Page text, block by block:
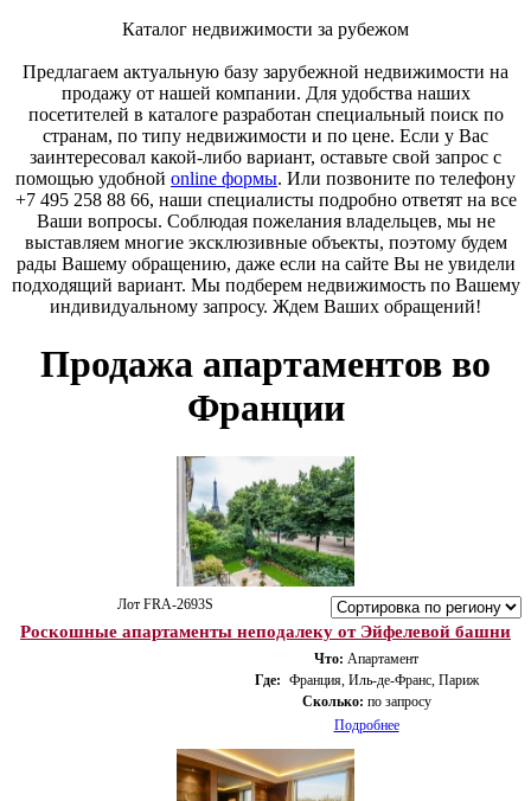
Каталог недвижимости за рубежом
Предлагаем актуальную базу зарубежной недвижимости на
продажу от нашей компании. Для удобства наших
посетителей в каталоге разработан специальный поиск по
странам, по типу недвижимости и по цене. Если у Вас
заинтересовал какой-либо вариант, оставьте свой запрос с
помощью удобной online формы. Или позвоните по телефону
+7 495 258 88 66, наши специалисты подробно ответят на все
Ваши вопросы. Соблюдая пожелания владельцев, мы не
выставляем многие эксклюзивные объекты, поэтому будем
рады Вашему обращению, даже если на сайте Вы не увидели
подходящий вариант. Мы подберем недвижимость по Вашему
индивидуальному запросу. Ждем Ваших обращений!
Продажа апартаментов во
Франции
Лот FRA-2693S
Роскошные апартаменты неподалеку от Эйфелевой башни
Что: Апартамент
Где: Франция, Иль-де-Франс, Париж
Сколько: по запросу
Подробнее